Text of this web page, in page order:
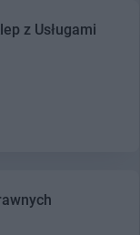
z Usługami